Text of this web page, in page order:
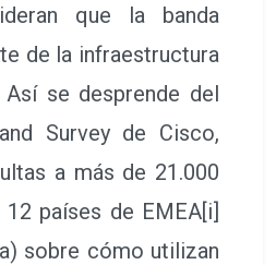
que la banda
de la infraestructura
se desprende del
Survey de Cisco,
a más de 21.000
países de EMEA[i]
sobre cómo utilizan